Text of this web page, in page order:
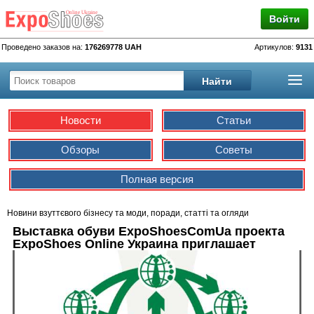
Войти
Проведено заказов на: 176269778 UAH Артикулов: 9131
Новости Статьи
Обзоры Советы
Полная версия
Новини взуттєвого бізнесу та моди, поради, статті та огляди
Выставка обуви ExpoShoesComUa проекта
ExpoShoes Online Украина приглашает